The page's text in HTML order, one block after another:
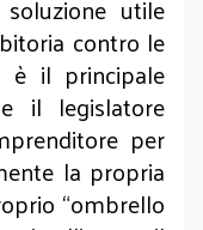
utile
contro le
è il principale
il legislatore
per
la propria
“ombrello